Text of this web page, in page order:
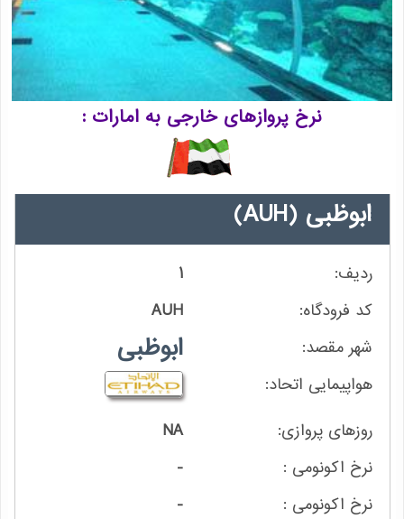
نرخ پروازهای خارجی به امارات
ابوظبی (AUH)
1
AUH
ابوظبی
NA
-
-